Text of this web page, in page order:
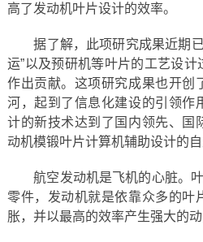
高了发动机叶片设计的效率。
据了解，此项研究成果近期已
运”以及预研机等叶片的工艺设
作出贡献。这项研究成果也开创
河，起到了信息化建设的引领作
计的新技术达到了国内领先、国
动机模锻叶片计算机辅助设计的自
航空发动机是飞机的心脏。叶
零件，发动机就是依靠众多的叶
胀，并以最高的效率产生强大的动